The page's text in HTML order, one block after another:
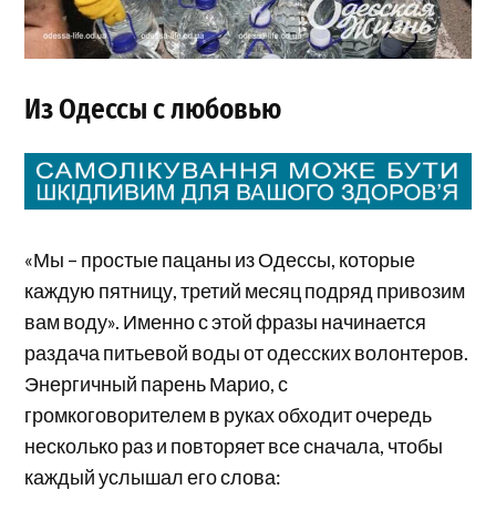
Из Одессы с любовью
«Мы – простые пацаны из Одессы, которые
каждую пятницу, третий месяц подряд привозим
вам воду». Именно с этой фразы начинается
раздача питьевой воды от одесских волонтеров.
Энергичный парень Марио, с
громкоговорителем в руках обходит очередь
несколько раз и повторяет все сначала, чтобы
каждый услышал его слова: